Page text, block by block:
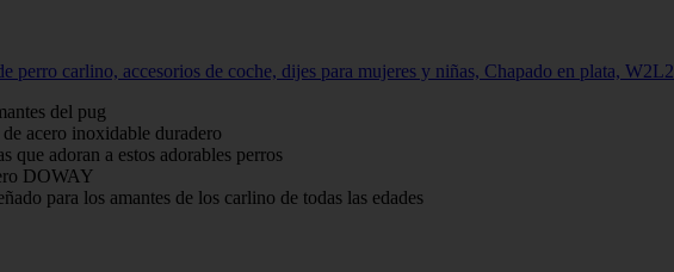
carlino, accesorios de coche, dijes para mujeres y niñas, Chapado en plata, W2L2
del pug
acero inoxidable duradero
que adoran a estos adorables perros
DOWAY
para los amantes de los carlino de todas las edades